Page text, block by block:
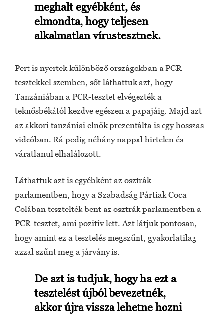
meghalt egyébként, és
elmondta, hogy teljesen
alkalmatlan vírustesztnek.
Pert is nyertek különböző országokban a PCR-
tesztekkel szemben, sőt láthattuk azt, hogy
Tanzániában a PCR-tesztet elvégezték a
teknősbékától kezdve egészen a papajáig. Majd azt
az akkori tanzániai elnök prezentálta is egy hosszas
videóban. Rá pedig néhány nappal hirtelen és
váratlanul elhalálozott.
Láthattuk azt is egyébként az osztrák
parlamentben, hogy a Szabadság Pártiak Coca
Colában tesztelték bent az osztrák parlamentben a
PCR-tesztet, ami pozitív lett. Azt látjuk pontosan,
hogy amint ez a tesztelés megszűnt, gyakorlatilag
azzal szűnt meg a járvány is.
De azt is tudjuk, hogy ha ezt a
tesztelést újból bevezetnék,
akkor újra vissza lehetne hozni